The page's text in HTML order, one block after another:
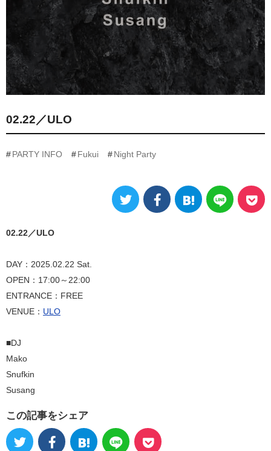
02.22／ULO
PARTY INFO Fukui Night Party
02.22／ULO
DAY：2025.02.22 Sat.
OPEN：17:00～22:00
ENTRANCE：FREE
VENUE： ULO
■DJ
Mako
Snufkin
Susang
この記事をシェア